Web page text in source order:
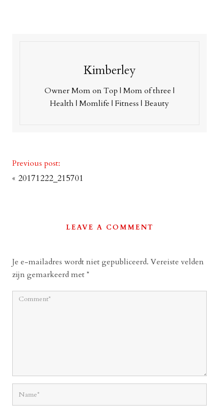
Kimberley
Owner Mom on Top | Mom of three |
Health | Momlife | Fitness | Beauty
Previous post:
« 20171222_215701
LEAVE A COMMENT
Je e-mailadres wordt niet gepubliceerd. Vereiste velden
zijn gemarkeerd met*